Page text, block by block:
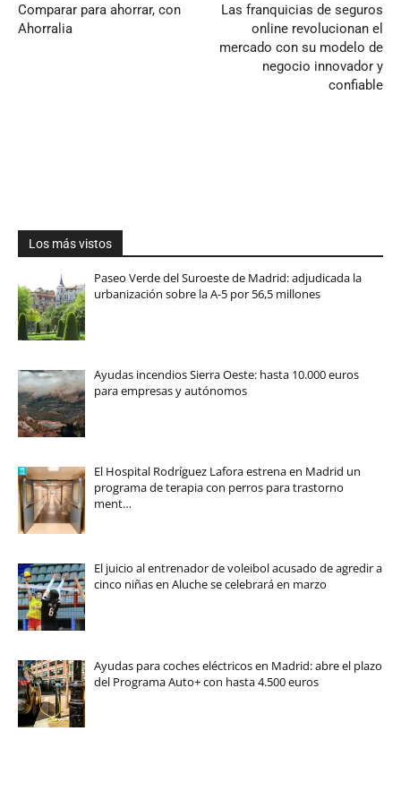
Comparar para ahorrar, con
Ahorralia
Las franquicias de seguros
online revolucionan el
mercado con su modelo de
negocio innovador y
confiable
Los más vistos
Paseo Verde del Suroeste de Madrid: adjudicada la
urbanización sobre la A-5 por 56,5 millones
Ayudas incendios Sierra Oeste: hasta 10.000 euros
para empresas y autónomos
El Hospital Rodríguez Lafora estrena en Madrid un
programa de terapia con perros para trastorno
ment…
El juicio al entrenador de voleibol acusado de agredir a
cinco niñas en Aluche se celebrará en marzo
Ayudas para coches eléctricos en Madrid: abre el plazo
del Programa Auto+ con hasta 4.500 euros